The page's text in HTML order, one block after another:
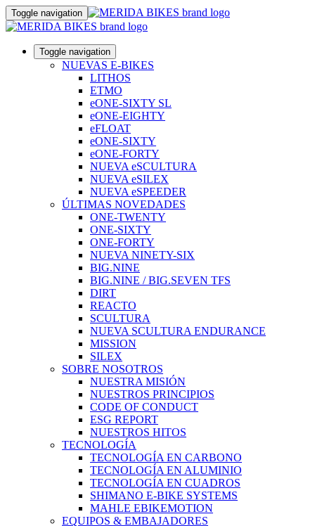
Toggle navigation
Toggle navigation
NUEVAS E-BIKES
LITHOS
ETMO
eONE-SIXTY SL
eONE-EIGHTY
eFLOAT
eONE-SIXTY
eONE-FORTY
NUEVA eSCULTURA
NUEVA eSILEX
NUEVA eSPEEDER
ÚLTIMAS NOVEDADES
ONE-TWENTY
ONE-SIXTY
ONE-FORTY
NUEVA NINETY-SIX
BIG.NINE
BIG.NINE / BIG.SEVEN TFS
DIRT
REACTO
SCULTURA
NUEVA SCULTURA ENDURANCE
MISSION
SILEX
SOBRE NOSOTROS
NUESTRA MISIÓN
NUESTROS PRINCIPIOS
CODE OF CONDUCT
ESG REPORT
NUESTROS HITOS
TECNOLOGÍA
TECNOLOGÍA EN CARBONO
TECNOLOGÍA EN ALUMINIO
TECNOLOGÍA EN CUADROS
SHIMANO E-BIKE SYSTEMS
MAHLE EBIKEMOTION
EQUIPOS & EMBAJADORES